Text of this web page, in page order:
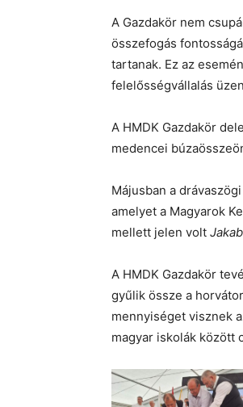
A Gazdakör nem
összefogás
tartanak. Ez az
felelősségvállalás
A HMDK Gazdakör
medencei
Májusban a
amelyet a Magyarok
mellett jelen volt
A HMDK Gazdakör
gyűlik össze a
mennyiséget visznek
magyar iskolák között